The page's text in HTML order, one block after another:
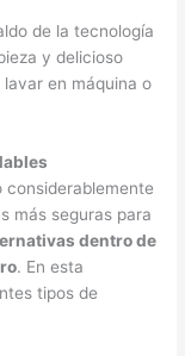
de la tecnología
y delicioso
en máquina o
considerablemente
más seguras para
dentro de
. En esta
tipos de